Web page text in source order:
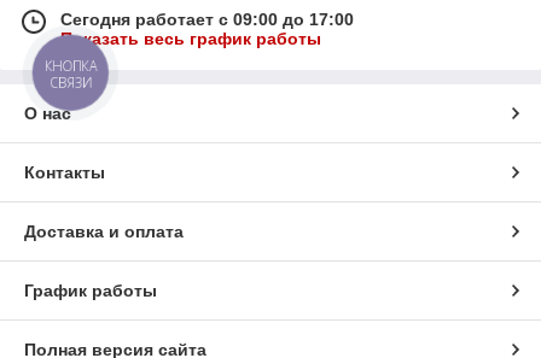
Сегодня работает с 09:00 до 17:00
Показать весь график работы
О нас
Контакты
Доставка и оплата
График работы
Полная версия сайта
КНОПКА
СВЯЗИ